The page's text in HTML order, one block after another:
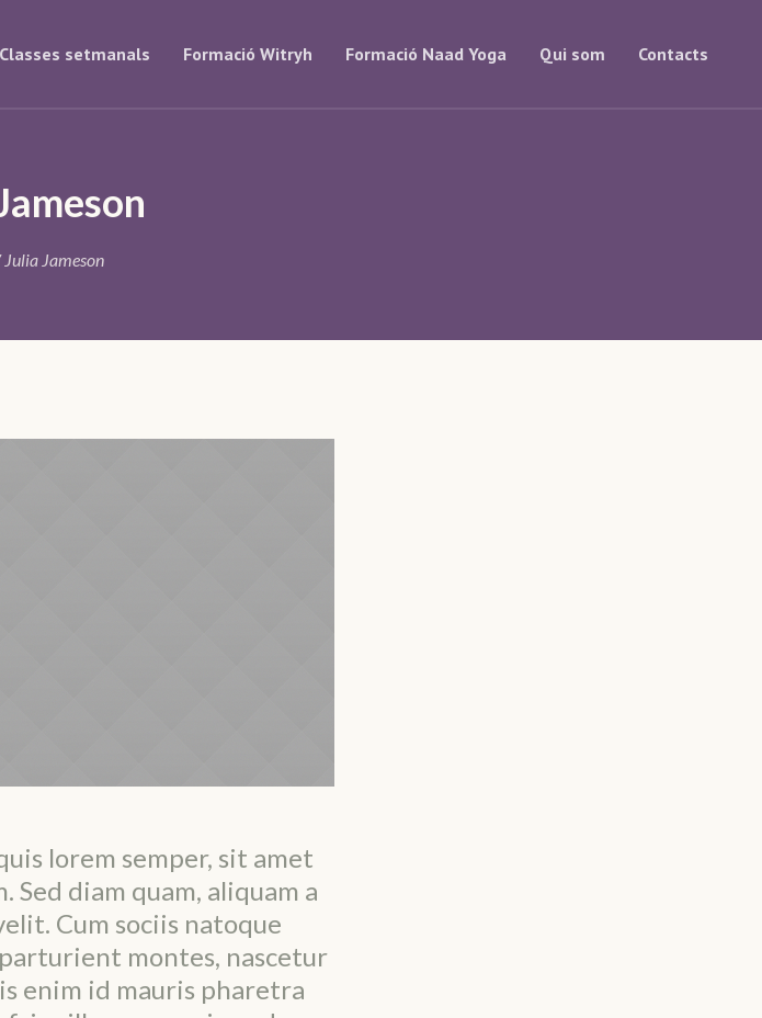
Classes setmanals Formació Witryh Formació Naad Yoga Qui som Contacts
Julia Jameson
lorem semper, sit amet
Sed diam quam, aliquam a
Cum sociis natoque
montes, nascetur
enim id mauris pharetra